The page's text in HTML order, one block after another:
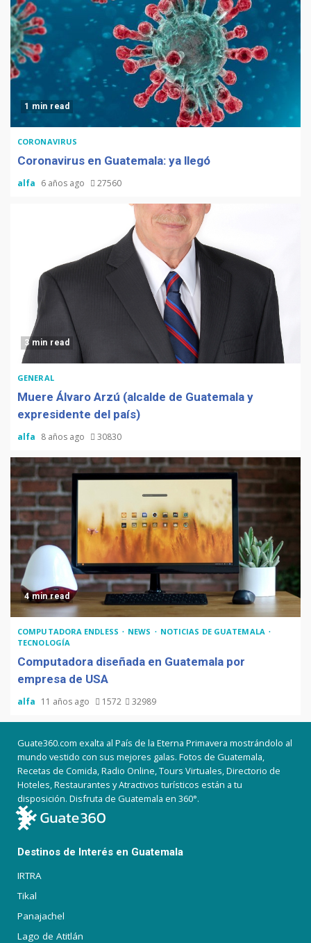
1 min read
CORONAVIRUS
Coronavirus en Guatemala: ya llegó
alfa 6 años ago 27560
3 min read
GENERAL
Muere Álvaro Arzú (alcalde de Guatemala y
expresidente del país)
alfa 8 años ago 30830
4 min read
COMPUTADORA ENDLESS NEWS
NOTICIAS DE GUATEMALA
TECNOLOGÍA
Computadora diseñada en Guatemala por
empresa de USA
alfa 11 años ago 1572 32989
Guate360.com exalta al País de la Eterna Primavera mostrándolo al
mundo vestido con sus mejores galas. Fotos de Guatemala,
Recetas de Comida, Radio Online, Tours Virtuales, Directorio de
Hoteles, Restaurantes y Atractivos turísticos están a tu
disposición. Disfruta de Guatemala en 360°.
Destinos de Interés en Guatemala
IRTRA
Tikal
Panajachel
Lago de Atitlán